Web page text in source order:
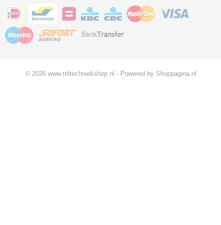
© 2026 www.triltechniekshop.nl - Powered by Shoppagina.nl